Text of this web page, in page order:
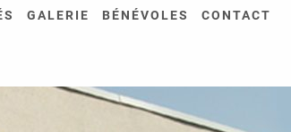
GALERIE BÉNÉVOLES CONTACT